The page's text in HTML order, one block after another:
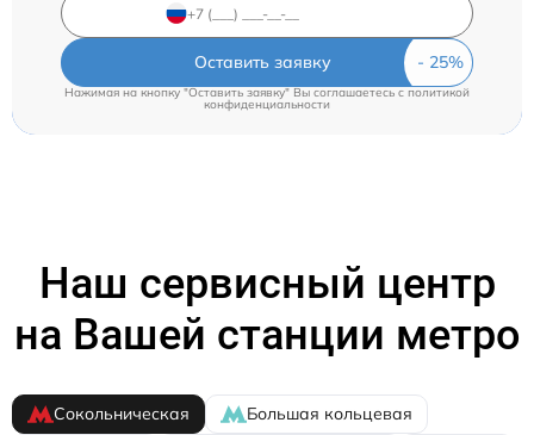
Оставить заявку
Нажимая на кнопку "Оставить заявку" Вы соглашаетесь c политикой
конфиденциальности
Наш сервисный центр
на Вашей станции метро
Сокольническая
Большая кольцевая